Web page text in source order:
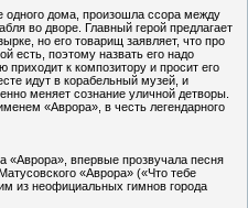
одного дома, произошла ссора между
во дворе. Главный герой предлагает
но его товарищ заявляет, что про
есть, поэтому назвать его надо
приходит к композитору и просит его
идут в корабельный музей, и
меняет сознание уличной детворы.
«Аврора», в честь легендарного
«Аврора», впервые прозвучала песня
«Аврора» («Что тебе
из неофициальных гимнов города